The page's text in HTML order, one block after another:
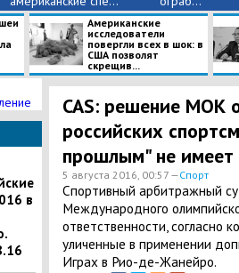
Американские
исследователи
повергли всех в шок: в
США позволят
скрещив...
в
CAS: решение МОК
российских
прошлым" не имеет
5 августа 2016, 00:57 —Спорт
Спортивный арбитражный
Международного
ответственности, согласно
уличенные в применении
Играх в Рио-де-Жанейро.